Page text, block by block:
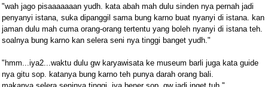
"wah jago pisaaaaaaan yudh. kata abah mah dulu sinden nya pernah jadi
penyanyi istana, suka dipanggil sama bung karno buat nyanyi di istana. kan
jaman dulu mah cuma orang-orang tertentu yang boleh nyanyi di istana teh.
soalnya bung karno kan selera seni nya tinggi banget yudh."
"hmm...iya2...waktu dulu gw karyawisata ke museum barli juga kata guide
nya gitu sop. katanya bung karno teh punya darah orang bali.